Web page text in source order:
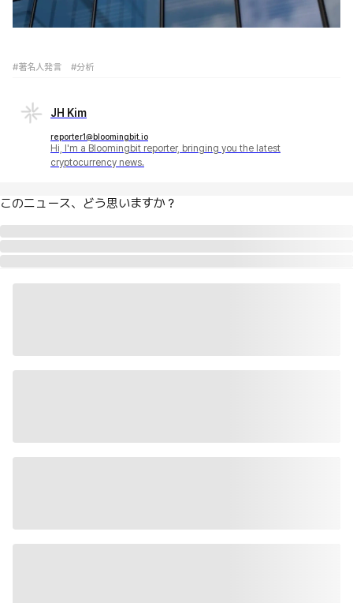
#著名人発言 #分析
JH Kim
reporter1@bloomingbit.io
Hi, I'm a Bloomingbit reporter, bringing you the latest
cryptocurrency news.
このニュース、どう思いますか？